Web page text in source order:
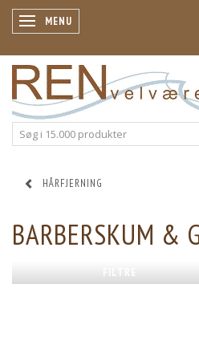
SKIFTE NAVIGATION
MENU
HÅRFJERNING
BARBERSKUM &
FILTRE